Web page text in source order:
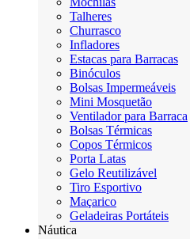
Talheres
Churrasco
Infladores
Estacas para Barracas
Binóculos
Bolsas Impermeáveis
Mini Mosquetão
Ventilador para Barraca
Bolsas Térmicas
Copos Térmicos
Porta Latas
Gelo Reutilizável
Tiro Esportivo
Maçarico
Geladeiras Portáteis
Náutica